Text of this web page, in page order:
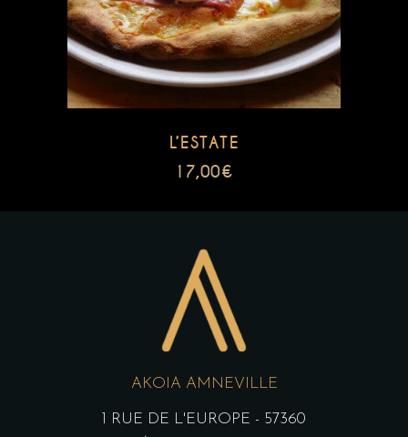
L’ESTATE
17,00€
AKOIA AMNEVILLE
1 RUE DE L'EUROPE - 57360